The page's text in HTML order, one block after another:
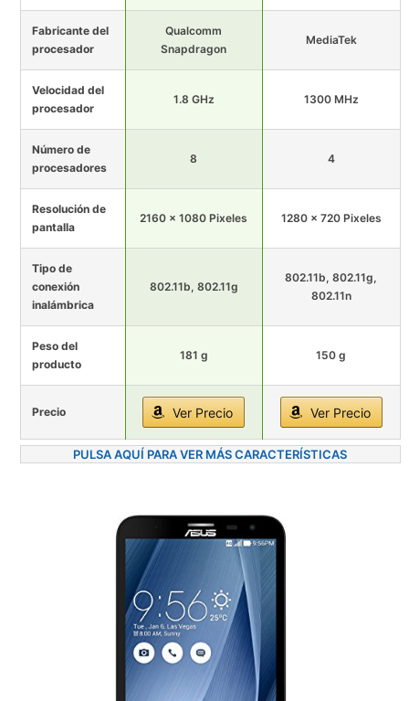
Fabricante del
procesador
Qualcomm
Snapdragon
MediaTek
Velocidad del
procesador
1.8 GHz 1300 MHz
Número de
procesadores
8 4
Resolución de
pantalla
2160 x 1080 Pixeles 1280 x 720 Pixeles
Tipo de
conexión
inalámbrica
802.11b, 802.11g
802.11b, 802.11g,
802.11n
Peso del
producto
181 g 150 g
Precio Ver Precio Ver Precio
PULSA AQUÍ PARA VER MÁS CARACTERÍSTICAS